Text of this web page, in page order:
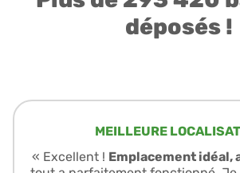
déposés !
MEILLEURE
« Excellent ! Emplacement idéal,